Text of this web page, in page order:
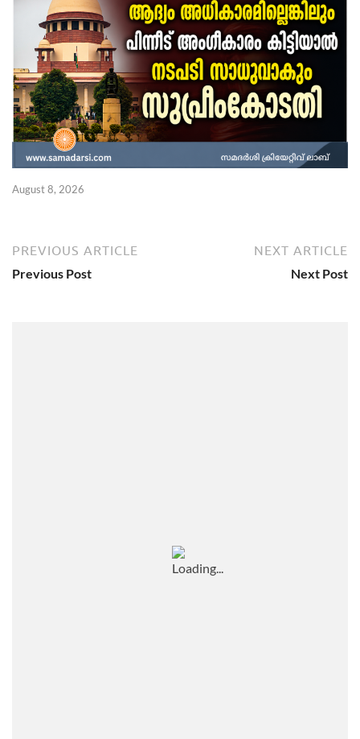
August 8, 2026
PREVIOUS ARTICLE
Previous Post
NEXT ARTICLE
Next Post